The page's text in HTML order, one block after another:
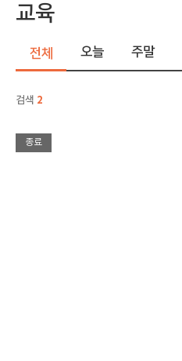
교육
전체 오늘 주말
검색 2
종료